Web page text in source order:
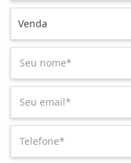
Venda